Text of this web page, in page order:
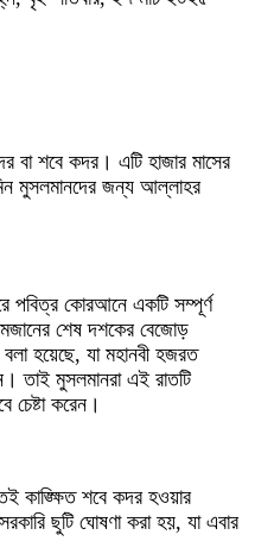
বা শবে কদর। এটি হাজার মাসের
মুসলমানদের জন্য আল্লাহর
পবিত্র কোরআনে একটি সম্পূর্ণ
শেষ দশকের বেজোড়
হয়েছে, যা মহানবী হজরত
তাই মুসলমানরা এই রাতটি
চেষ্টা করেন।
কাঙ্ক্ষিত শবে কদর হওয়ার
ছুটি ঘোষণা করা হয়, যা এবার